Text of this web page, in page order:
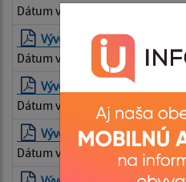
Dátum vyvesenia:
Vývoz odpadov 2025
Dátum vyvesenia: 02.01.2025
Vývoz odpadov 2024
Dátum vyvesenia: 12.02.2024
Vývoz odpadov 2023| PDF |
Dátum vyvesenia: 13.12.2022